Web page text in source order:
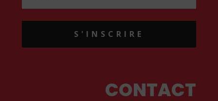
S'INSCRIRE
CONTACT